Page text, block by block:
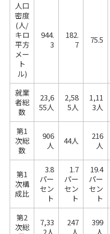
人口
密度
(人/
キロ
平方
メー
ト
ル)
944.
3
182.
7
75.5
就業
者総
数
23,6
55人
2,58
5人
1,11
3人
第1
次総
数
906
人
44人
216
人
第1
次構
成比
3.8
パー
セン
ト
1.7
パー
セン
ト
19.4
パー
セン
ト
第2
次総
7,33
2人
247
人
399
人